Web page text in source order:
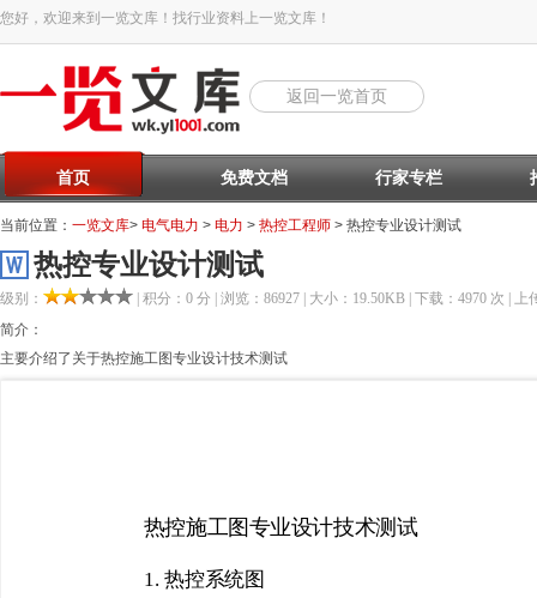
您好，欢迎来到一览文库！找行业资料上一览文库！
返回一览首页
首页 免费文档 行家专栏
当前位置： 一览文库> 电气电力 > 电力 > 热控工程师 > 热控专业设计测试
热控专业设计测试
级别：
| 积分：0 分 | 浏览：86927 | 大小：19.50KB | 下载：4970 次 | 上
简介：
主要介绍了关于热控施工图专业设计技术测试